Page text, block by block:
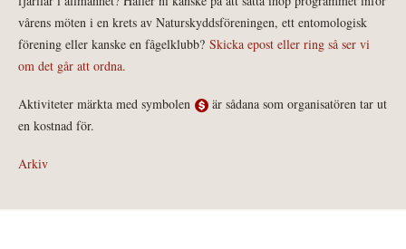
vårens möten i en krets av Naturskyddsföreningen, ett entomologisk
förening eller kanske en fågelklubb? Skicka epost eller ring så ser vi
om det går att ordna.
Aktiviteter märkta med symbolen
är sådana som organisatören tar ut
en kostnad för.
Arkiv